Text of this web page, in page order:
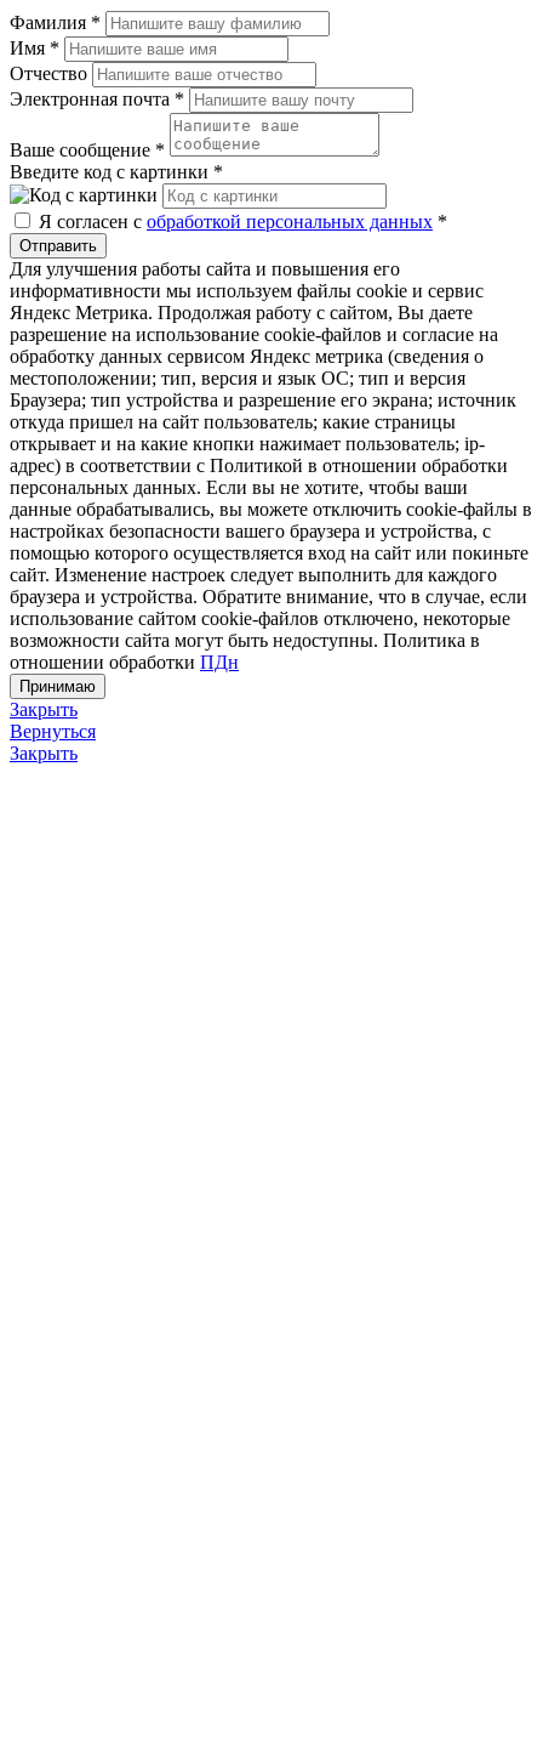
Фамилия *
Имя *
Отчество
Электронная почта *
Ваше сообщение *
Введите код с картинки *
Я согласен с обработкой персональных данных *
Отправить
Для улучшения работы сайта и повышения его
информативности мы используем файлы cookie и сервис
Яндекс Метрика. Продолжая работу с сайтом, Вы даете
разрешение на использование cookie-файлов и согласие на
обработку данных сервисом Яндекс метрика (сведения о
местоположении; тип, версия и язык ОС; тип и версия
Браузера; тип устройства и разрешение его экрана; источник
откуда пришел на сайт пользователь; какие страницы
открывает и на какие кнопки нажимает пользователь; ip-
адрес) в соответствии с Политикой в отношении обработки
персональных данных. Если вы не хотите, чтобы ваши
данные обрабатывались, вы можете отключить cookie-файлы в
настройках безопасности вашего браузера и устройства, с
помощью которого осуществляется вход на сайт или покиньте
сайт. Изменение настроек следует выполнить для каждого
браузера и устройства. Обратите внимание, что в случае, если
использование сайтом cookie-файлов отключено, некоторые
возможности сайта могут быть недоступны. Политика в
отношении обработки ПДн
Принимаю
Закрыть
Вернуться
Закрыть